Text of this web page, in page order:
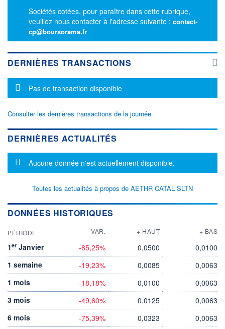
Sociétés cotées, pour paraître dans cette rubrique,
veuillez nous contacter à l'adresse suivante : contact-
cp@boursorama.fr
DERNIÈRES TRANSACTIONS
Message d'information
Pas de transaction disponible
Consulter les dernières transactions de la journée
DERNIÈRES ACTUALITÉS
Message d'information
Aucune donnée n'est actuellement disponible.
Toutes les actualités à propos de AETHR CATAL SLTN
DONNÉES HISTORIQUES
PÉRIODE VAR. + HAUT + BAS
1er Janvier -85,25% 0,0500
0,0100
1 semaine
-19,23% 0,0085
0,0063
1 mois
-18,18% 0,0100
0,0063
3 mois
-49,60% 0,0125
0,0063
6 mois
-75,39% 0,0323
0,0063